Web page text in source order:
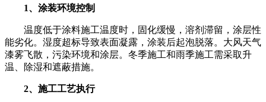
1、涂装环境控制
温度低于涂料施工温度时，固化缓慢，溶剂滞留，涂层性
能劣化。湿度超标导致表面凝露，涂装后起泡脱落。大风天气
漆雾飞散，污染环境和涂层。冬季施工和雨季施工需采取升
温、除湿和遮蔽措施。
2、施工工艺执行